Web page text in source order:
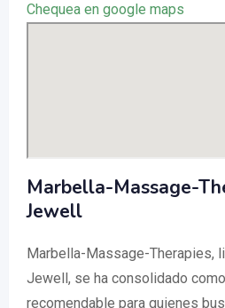
Chequea en google maps
Marbella-Massage-
Jewell
Marbella-Massage-Therapies,
Jewell, se ha consolidado
recomendable para quienes